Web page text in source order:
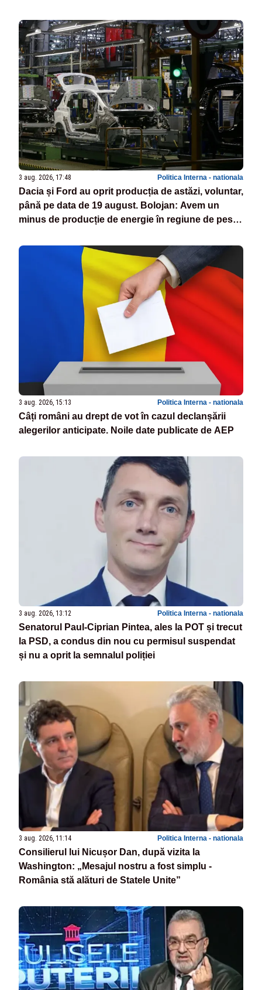
3 aug. 2026, 17:48 Politica Interna - nationala
Dacia și Ford au oprit producția de astăzi, voluntar,
până pe data de 19 august. Bolojan: Avem un
minus de producție de energie în regiune de peste
3 aug. 2026, 15:13 Politica Interna - nationala
Câți români au drept de vot în cazul declanșării
alegerilor anticipate. Noile date publicate de AEP
3 aug. 2026, 13:12 Politica Interna - nationala
Senatorul Paul-Ciprian Pintea, ales la POT și trecut
la PSD, a condus din nou cu permisul suspendat
și nu a oprit la semnalul poliției
3 aug. 2026, 11:14 Politica Interna - nationala
Consilierul lui Nicușor Dan, după vizita la
Washington: „Mesajul nostru a fost simplu -
România stă alături de Statele Unite”